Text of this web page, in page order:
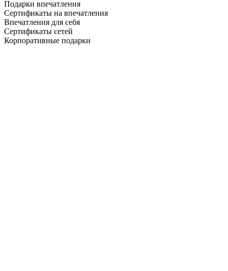
Подарки впечатления
Сертификаты на впечатления
Впечатления для себя
Сертификаты сетей
Корпоративные подарки